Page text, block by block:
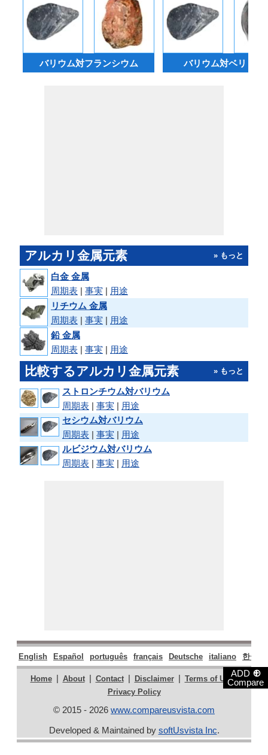
ADD ⊕
Compare
バリウム対フランシウム バリウム対ベリリウ
アルカリ金属元素 » もっと
白金 金属
周期表 | 事実 | 用途
リチウム 金属
周期表 | 事実 | 用途
鉛 金属
周期表 | 事実 | 用途
比較するアルカリ金属元素 » もっと
ストロンチウム対バリウム
周期表 | 事実 | 用途
セシウム対バリウム
周期表 | 事実 | 用途
ルビジウム対バリウム
周期表 | 事実 | 用途
English Español português français Deutsche italiano 한국어
Home | About | Contact | Disclaimer | Terms of Use |
Privacy Policy
© 2015 - 2026 www.compareusvista.com
Developed & Maintained by softUsvista Inc.